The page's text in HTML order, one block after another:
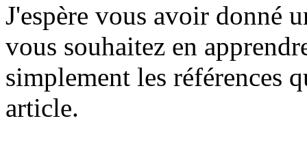
J'espère vous avoir donné
vous souhaitez en
simplement les références
article.